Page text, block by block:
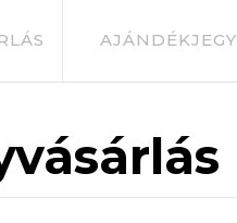
AJÁNDÉKJEGY